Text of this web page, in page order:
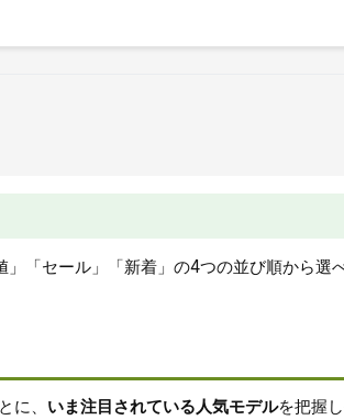
「セール」「新着」の4つの並び順から
に、 いま注目されている人気モデルを把握